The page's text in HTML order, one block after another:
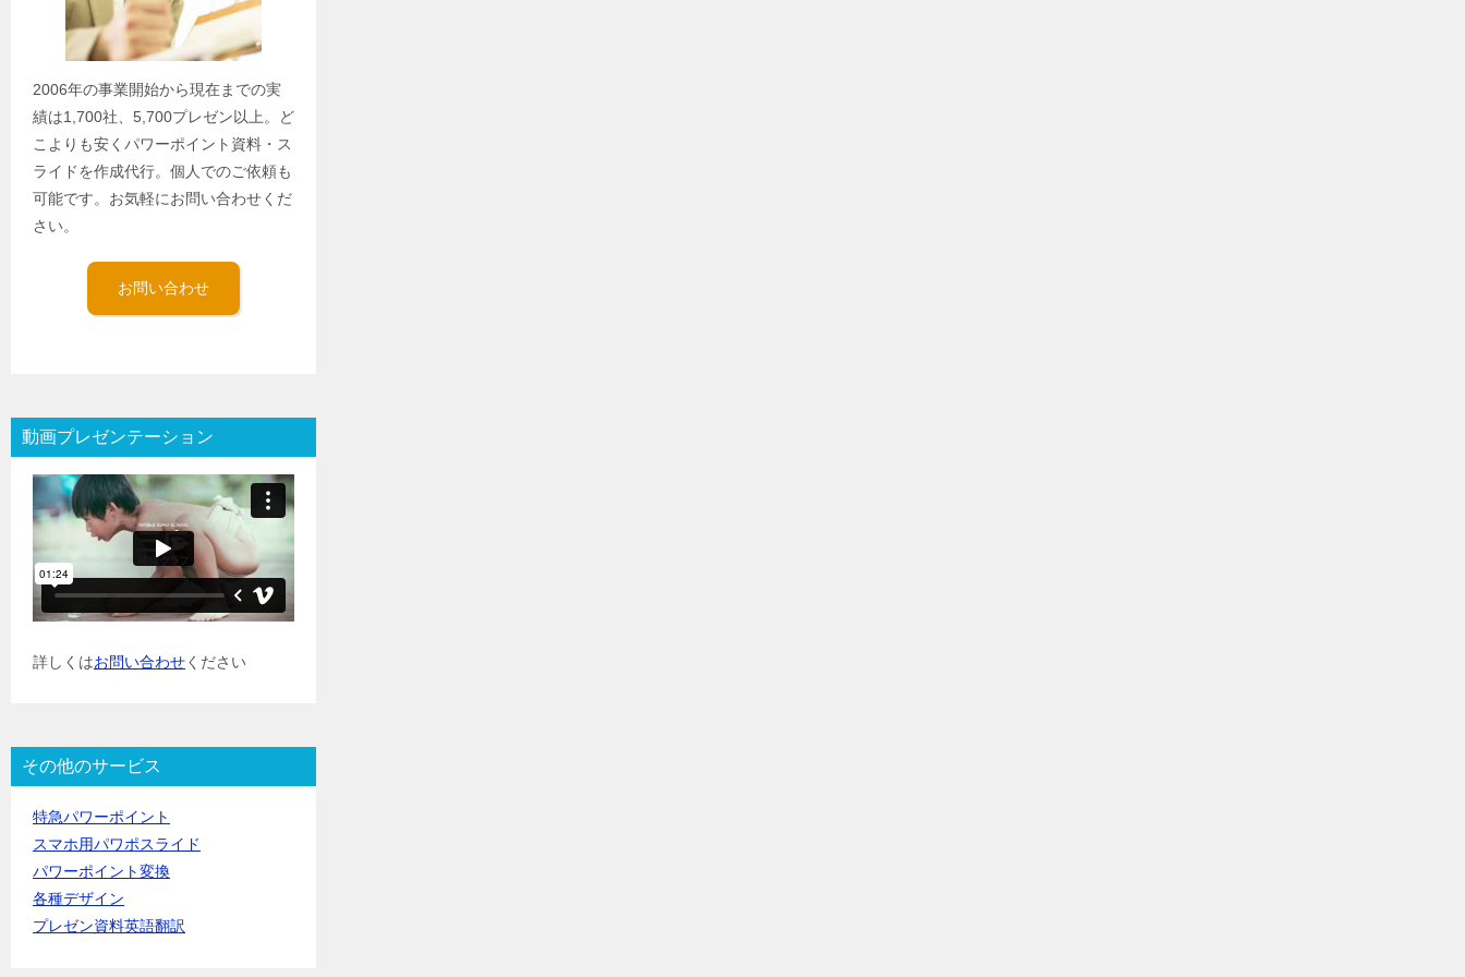
2006年の事業開始から現在までの実
績は1,700社、5,700プレゼン以上。ど
こよりも安くパワーポイント資料・ス
ライドを作成代行。個人でのご依頼も
可能です。お気軽にお問い合わせくだ
さい。
お問い合わせ
動画プレゼンテーション
詳しくはお問い合わせください
その他のサービス
特急パワーポイント
スマホ用パワポスライド
パワーポイント変換
各種デザイン
プレゼン資料英語翻訳